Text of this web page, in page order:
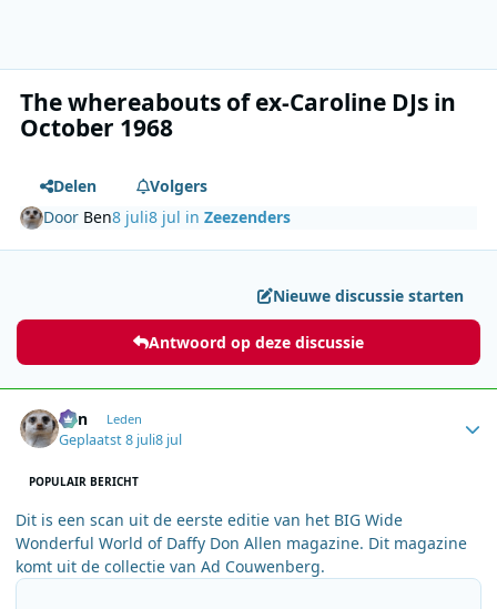
The whereabouts of ex-Caroline DJs in
October 1968
Delen
Volgers
Door Ben8 juli8 jul inZeezenders
Nieuwe discussie starten
Antwoord op deze discussie
Ben Leden
Geplaatst8 juli8 jul
POPULAIR BERICHT
Dit is een scan uit de eerste editie van het BIG Wide
Wonderful World of Daffy Don Allen magazine. Dit magazine
komt uit de collectie van Ad Couwenberg.